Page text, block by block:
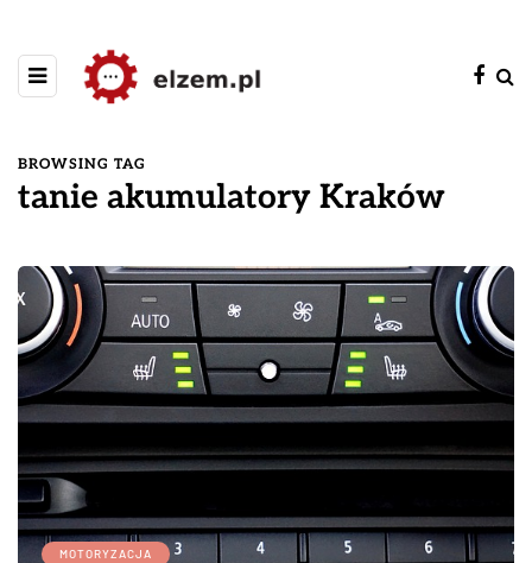
BROWSING TAG
tanie akumulatory Kraków
MOTORYZACJA